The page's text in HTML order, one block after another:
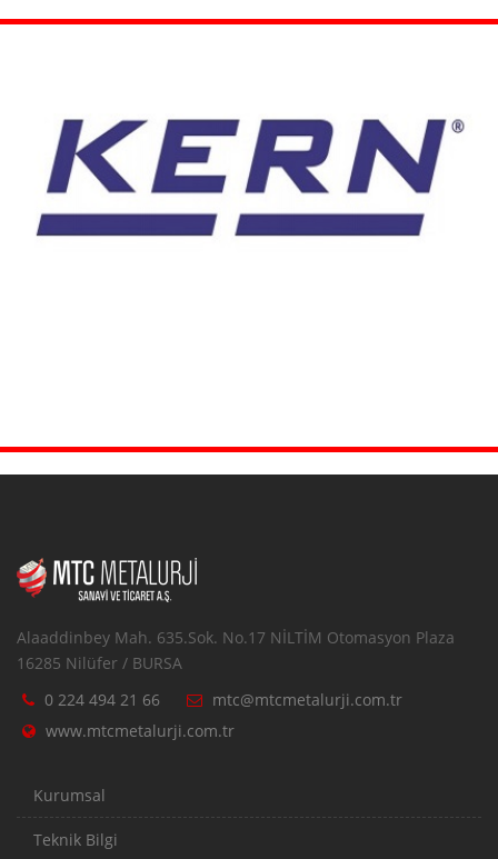
Alaaddinbey Mah. 635.Sok. No.17 NİLTİM Otomasyon Plaza
16285 Nilüfer / BURSA
0 224 494 21 66
mtc@mtcmetalurji.com.tr
www.mtcmetalurji.com.tr
Kurumsal
Teknik Bilgi